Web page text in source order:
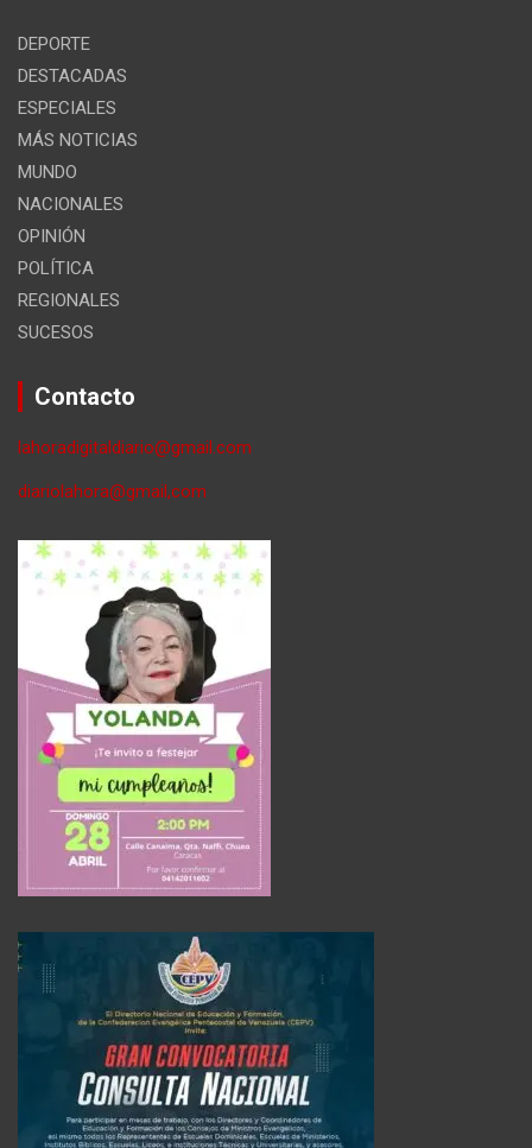
DEPORTE
DESTACADAS
ESPECIALES
MÁS NOTICIAS
MUNDO
NACIONALES
OPINIÓN
POLÍTICA
REGIONALES
SUCESOS
Contacto
lahoradigitaldiario@gmail.com
diariolahora@gmail,com